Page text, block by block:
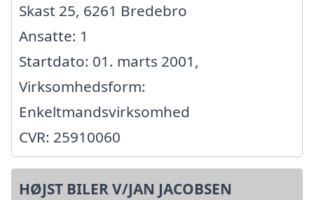
Skast 25, 6261 Bredebro
Ansatte: 1
Startdato: 01. marts 2001,
Virksomhedsform:
Enkeltmandsvirksomhed
CVR: 25910060
HØJST BILER V/JAN JACOBSEN